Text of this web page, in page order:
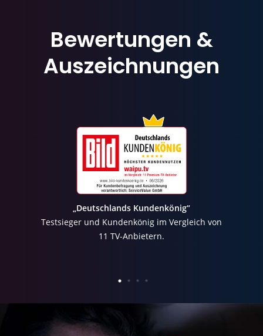
Bewertungen &
Auszeichnungen
„Deutschlands Kundenkönig“
Testsieger und Kundenkönig im Vergleich von
11 TV-Anbietern.